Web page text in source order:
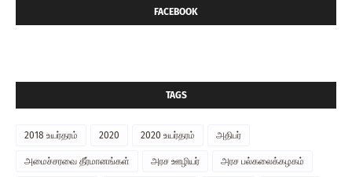
FACEBOOK
TAGS
2018 உயர்தரம் 2020 2020 உயர்தரம் அதிபர்
அமைச்சரவை தீர்மானங்கள் அரச ஊழியர் அரச பல்கலைக்கழகம்